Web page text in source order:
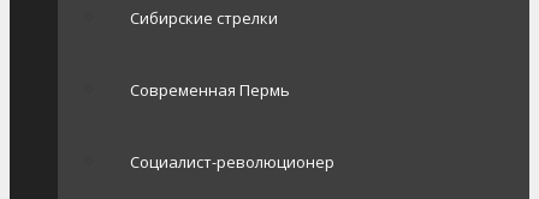
Сибирские стрелки
Современная Пермь
Социалист-революционер